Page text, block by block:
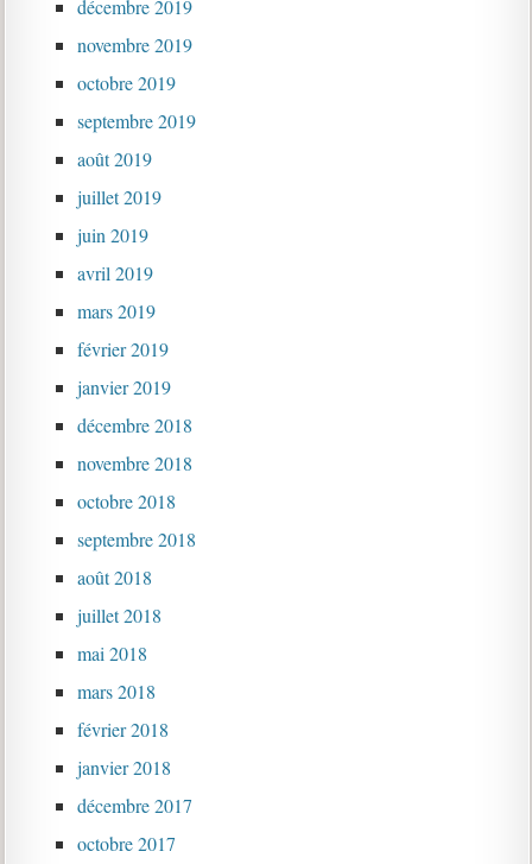
décembre 2019
novembre 2019
octobre 2019
septembre 2019
août 2019
juillet 2019
juin 2019
avril 2019
mars 2019
février 2019
janvier 2019
décembre 2018
novembre 2018
octobre 2018
septembre 2018
août 2018
juillet 2018
mai 2018
mars 2018
février 2018
janvier 2018
décembre 2017
octobre 2017